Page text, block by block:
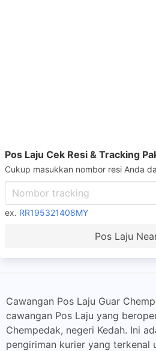
Pos Laju Cek Resi & Tracking
Cukup masukkan nombor resi Anda
ex. RR195321408MY
Pos Laju
Cawangan Pos Laju Guar
cawangan Pos Laju yang
Chempedak, negeri Kedah. Ini
pengiriman kurier yang terkenal